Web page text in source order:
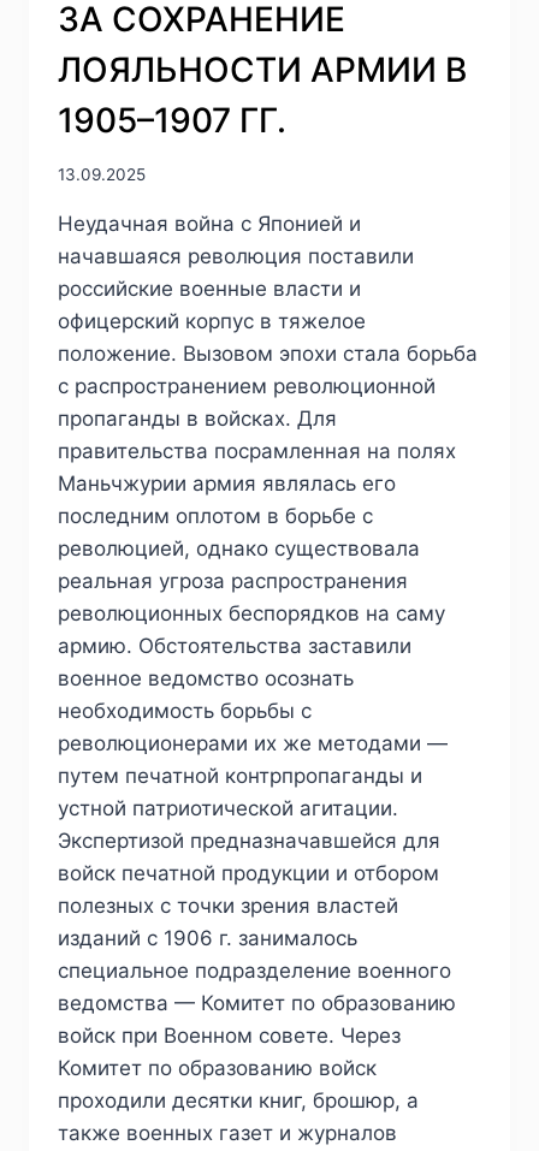
МЕРАХ
РЕВОЛЮЦИОННОГО
В
Г.)
ЗА СОХРАНЕНИЕ
ЛОЯЛЬНОСТИ АРМИИ В
1905–1907 ГГ.
13.09.2025
Неудачная война с Японией и
начавшаяся революция поставили
российские военные власти и
офицерский корпус в тяжелое
положение. Вызовом эпохи стала борьба
с распространением революционной
пропаганды в войсках. Для
правительства посрамленная на полях
Маньчжурии армия являлась его
последним оплотом в борьбе с
революцией, однако существовала
реальная угроза распространения
революционных беспорядков на саму
армию. Обстоятельства заставили
военное ведомство осознать
необходимость борьбы с
революционерами их же методами —
путем печатной контрпропаганды и
устной патриотической агитации.
Экспертизой предназначавшейся для
войск печатной продукции и отбором
полезных с точки зрения властей
изданий с 1906 г. занималось
специальное подразделение военного
ведомства — Комитет по образованию
войск при Военном совете. Через
Комитет по образованию войск
проходили десятки книг, брошюр, а
также военных газет и журналов